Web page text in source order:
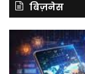
बिज़नेस